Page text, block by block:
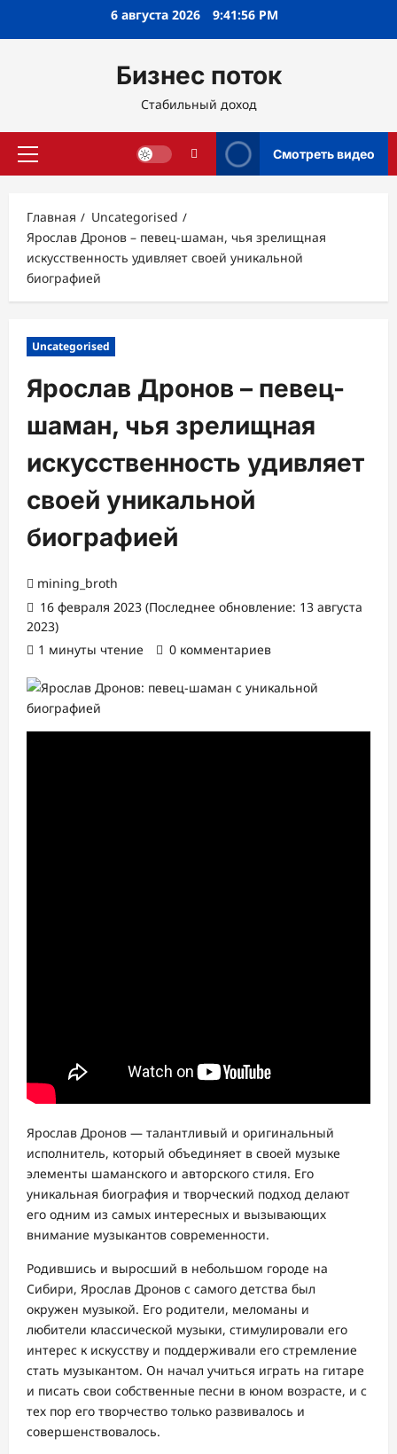
6 августа 2026 9:41:57 PM
Бизнес поток
Стабильный доход
Основное
Смотреть видео
Главная
Uncategorised
Ярослав Дронов – певец-шаман, чья зрелищная
искусственность удивляет своей уникальной
биографией
Uncategorised
Ярослав Дронов – певец-
шаман, чья зрелищная
искусственность удивляет
своей уникальной
биографией
mining_broth
16 февраля 2023 (Последнее обновление: 13 августа
2023)
1 минуты чтение
0 комментариев
Ярослав Дронов — талантливый и оригинальный
исполнитель, который объединяет в своей музыке
элементы шаманского и авторского стиля. Его
уникальная биография и творческий подход делают
его одним из самых интересных и вызывающих
внимание музыкантов современности.
Родившись и выросший в небольшом городе на
Сибири, Ярослав Дронов с самого детства был
окружен музыкой. Его родители, меломаны и
любители классической музыки, стимулировали его
интерес к искусству и поддерживали его стремление
стать музыкантом. Он начал учиться играть на гитаре
и писать свои собственные песни в юном возрасте, и с
тех пор его творчество только развивалось и
совершенствовалось.